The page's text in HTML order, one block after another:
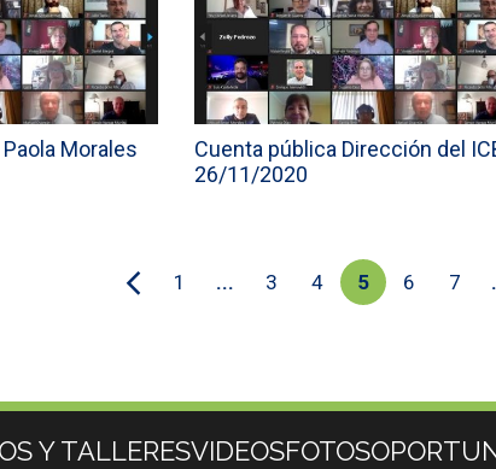
Morales
Cuenta pública Dirección del
26/11/2020
1 ... 3 4 5 6 7
Y TALLERESVIDEOSFOTOS